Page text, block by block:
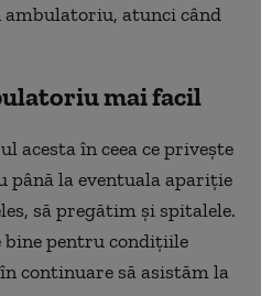
atunci când
mai facil
acesta în ceea ce privește
la eventuala apariție
să pregătim și spitalele.
bine pentru condițiile
continuare să asistăm la